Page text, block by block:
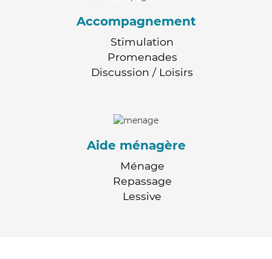
Accompagnement
Stimulation
Promenades
Discussion / Loisirs
Aide ménagère
Ménage
Repassage
Lessive